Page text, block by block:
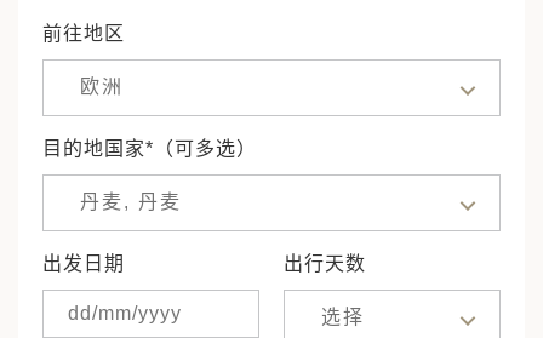
前往地区
欧洲
目的地国家*（可多选）
丹麦, 丹麦
出发日期 出行天数
选择